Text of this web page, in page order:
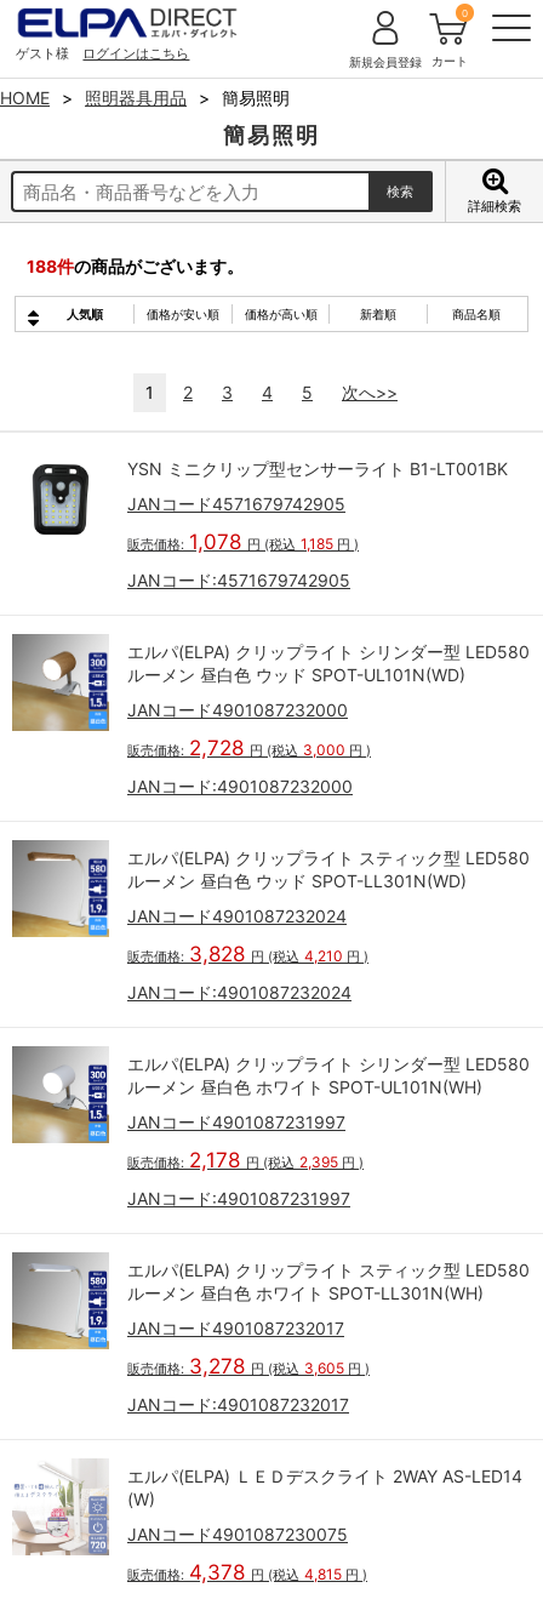
ゲスト様 ログインはこちら 新規会員登録 カート
0
HOME 照明器具用品 簡易照明
簡易照明
詳細検索
188件の商品がございます。
人気順 価格が安い順 価格が高い順 新着順 商品名順
1 2 3 4 5 次へ>>
YSN ミニクリップ型センサーライト B1-LT001BK
JANコード4571679742905
販売価格: 1,078 円 (税込 1,185 円 )
JANコード:4571679742905
エルパ(ELPA) クリップライト シリンダー型 LED580
ルーメン 昼白色 ウッド SPOT-UL101N(WD)
JANコード4901087232000
販売価格: 2,728 円 (税込 3,000 円 )
JANコード:4901087232000
エルパ(ELPA) クリップライト スティック型 LED580
ルーメン 昼白色 ウッド SPOT-LL301N(WD)
JANコード4901087232024
販売価格: 3,828 円 (税込 4,210 円 )
JANコード:4901087232024
エルパ(ELPA) クリップライト シリンダー型 LED580
ルーメン 昼白色 ホワイト SPOT-UL101N(WH)
JANコード4901087231997
販売価格: 2,178 円 (税込 2,395 円 )
JANコード:4901087231997
エルパ(ELPA) クリップライト スティック型 LED580
ルーメン 昼白色 ホワイト SPOT-LL301N(WH)
JANコード4901087232017
販売価格: 3,278 円 (税込 3,605 円 )
JANコード:4901087232017
エルパ(ELPA) ＬＥＤデスクライト 2WAY AS-LED14
(W)
JANコード4901087230075
販売価格: 4,378 円 (税込 4,815 円 )